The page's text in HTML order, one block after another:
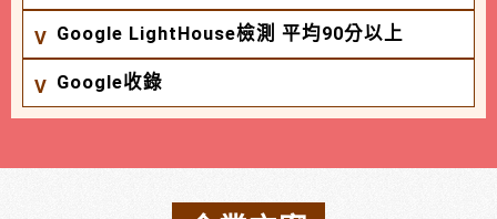
Google LightHouse檢測 平均90分以上
Google收錄